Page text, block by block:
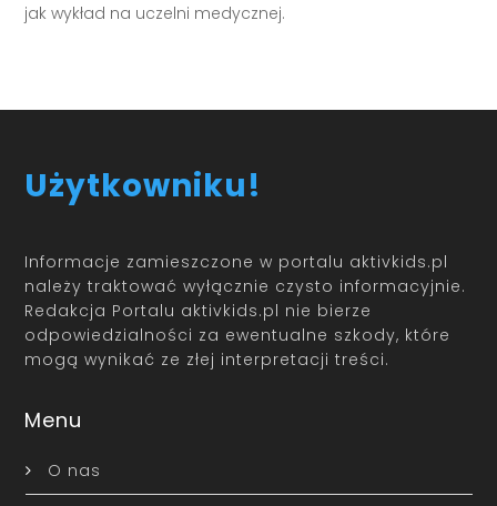
jak wykład na uczelni medycznej.
Użytkowniku!
Informacje zamieszczone w portalu aktivkids.pl
należy traktować wyłącznie czysto informacyjnie.
Redakcja Portalu aktivkids.pl nie bierze
odpowiedzialności za ewentualne szkody, które
mogą wynikać ze złej interpretacji treści.
Menu
O nas